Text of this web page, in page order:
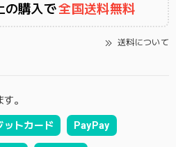
の購入で全国送料無料
送料について
。
ットカード PayPay